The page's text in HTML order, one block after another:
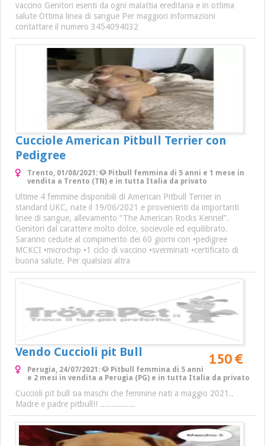
vaccino Genitori esenti da ogni malattia ereditaria e in ottima
salute Ottima linea di sangue Per maggiori informazioni
contattare il numero 3454094032
Cucciole American Pitbull Terrier con
Pedigree
Trento, 01/08/2021: 🐶 Pitbull femmina di 5 anni e 1 mese in
vendita a Trento (TN) e in tutta Italia da privato
Ultime 4 femmine disponibili di American Pitbull Terrier in
standard UKC, nate il 19/06/2021 e provenienti da importanti
linee di sangue, allevamento “The American Rocks Kennel”.
Genitori dal carattere molto dolce, socievole ed equilibrato.
Saranno cedute al compimento dei 60 giorni con •pedigree
MCKCI •microchip •1 ciclo di vaccino •sverminati •certificato di
buona salute. Per qualsiasi altra
Vendo Cuccioli pit Bull 150 €
Perugia, 24/07/2021: 🐶 Pitbull femmina di 5 anni
e 2 mesi in vendita a Perugia (PG) e in tutta Italia da privato
Cuccioli pit bull sia maschi che femmine nati a maggio 2021..
Madre e padre pitbull!! ...............